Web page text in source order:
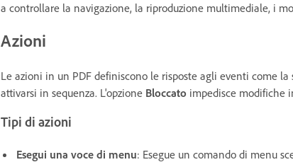
a controllare la navigazione, la riproduzione multimediale, i
Azioni
Le azioni in un PDF definiscono le risposte agli eventi come
attivarsi in sequenza. L'opzione Bloccato impedisce modifiche
Tipi di azioni
Esegui una voce di menu: Esegue un comando di menu